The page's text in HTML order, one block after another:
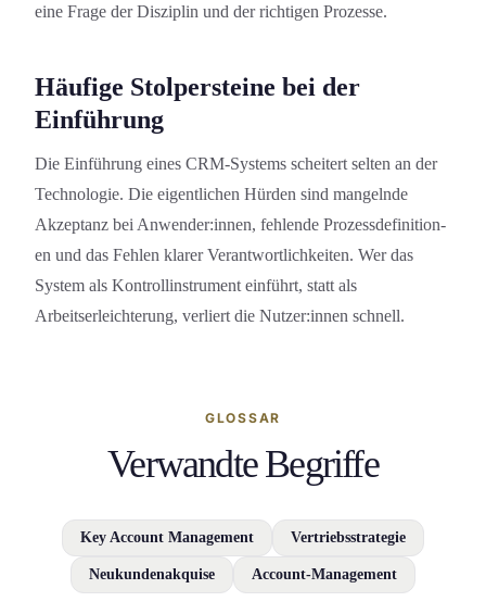
eine Frage der Disziplin und der richtigen Prozesse.
Häufige Stolpersteine bei der
Einführung
Die Einführung eines CRM-Systems scheitert selten an der
Technologie. Die eigentlichen Hürden sind mangelnde
Akzeptanz bei Anwender:innen, fehlende Prozessdefinition­
en und das Fehlen klarer Verantwortlichkeit­en. Wer das
System als Kontrollinstrument einführt, statt als
Arbeitserleichterung, verliert die Nutzer:innen schnell.
GLOSSAR
Verwandte Begriffe
Key Account Management Vertriebsstrategie
Neukundenakquise Account-Management